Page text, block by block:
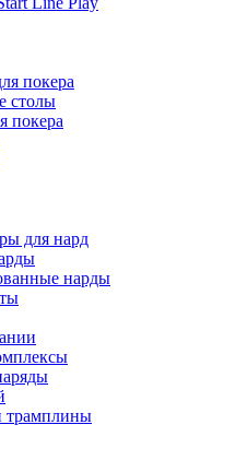
покера
столы
покера
для нард
нарды
трамплины